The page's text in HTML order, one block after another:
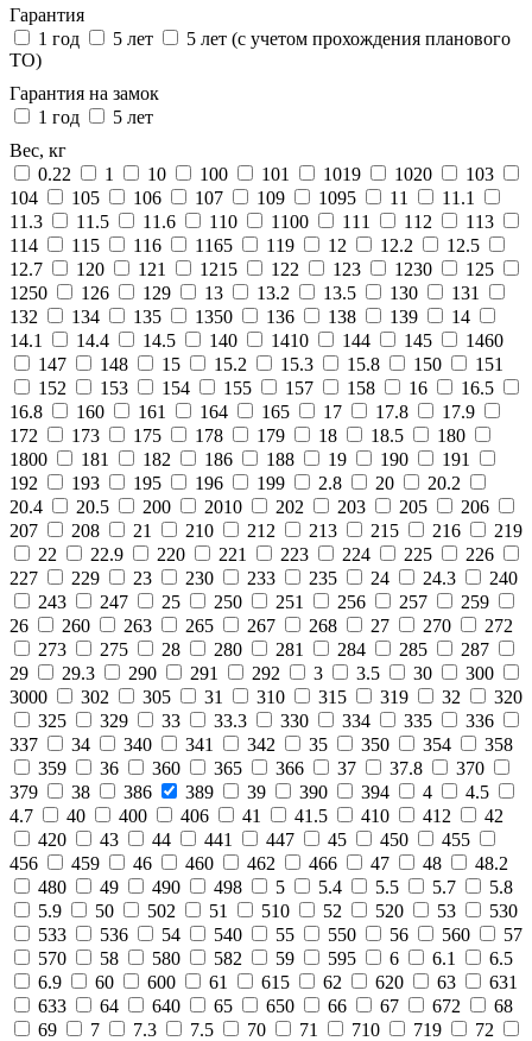
Гарантия
1 год
5 лет
5 лет (с учетом прохождения планового
ТО)
Гарантия на замок
1 год
5 лет
Вес, кг
0.22
1 10 100 101 1019 1020
103
104
105 106 107 109 1095 11
11.1
11.3
11.5 11.6 110 1100 111 112
113
114
115 116 1165 119 12 12.2
12.5
12.7
120 121 1215 122 123 1230
125
1250
126 129 13 13.2 13.5 130
131
132
134 135 1350 136 138 139
14
14.1
14.4 14.5 140 1410 144 145
1460
147
148 15 15.2 15.3 15.8 150
151
152
153 154 155 157 158 16
16.5
16.8
160 161 164 165 17 17.8
17.9
172
173 175 178 179 18 18.5
180
1800
181 182 186 188 19 190
191
192
193 195 196 199 2.8 20
20.2
20.4
20.5 200 2010 202 203 205
206
207
208 21 210 212 213 215 216
219
22
22.9 220 221 223 224 225
226
227
229 23 230 233 235 24 24.3
240
243
247 25 250 251 256 257
259
26
260 263 265 267 268 27 270
272
273
275 28 280 281 284 285
287
29
29.3 290 291 292 3 3.5 30
300
3000
302 305 31 310 315 319 32
320
325
329 33 33.3 330 334 335
336
337
34 340 341 342 35 350 354
358
359
36 360 365 366 37 37.8
370
379
38 386 389 39 390 394 4
4.5
4.7
40 400 406 41 41.5 410 412
42
420
43 44 441 447 45 450
455
456
459 46 460 462 466 47 48
48.2
480
49 490 498 5 5.4 5.5 5.7
5.8
5.9
50 502 51 510 52 520 53
530
533
536 54 540 55 550 56 560
57
570
58 580 582 59 595 6 6.1
6.5
6.9
60 600 61 615 62 620 63
631
633
64 640 65 650 66 67 672
68
69
7 7.3 7.5 70 71 710 719
72